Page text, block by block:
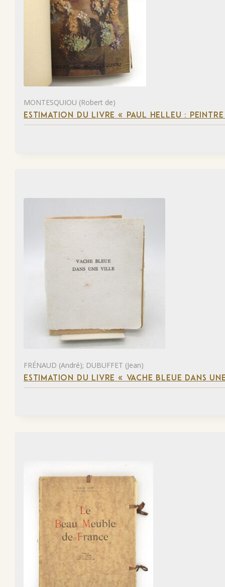
MONTESQUIOU (Robert de)
ESTIMATION DU LIVRE « PAUL HELLEU :
FRÉNAUD (André); DUBUFFET (Jean)
ESTIMATION DU LIVRE « VACHE BLEUE DANS